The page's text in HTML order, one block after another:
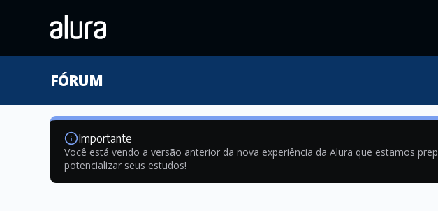
FÓRUM
Importante
Você está vendo a versão anterior da nova experiência da Alura que estamos
potencializar seus estudos!